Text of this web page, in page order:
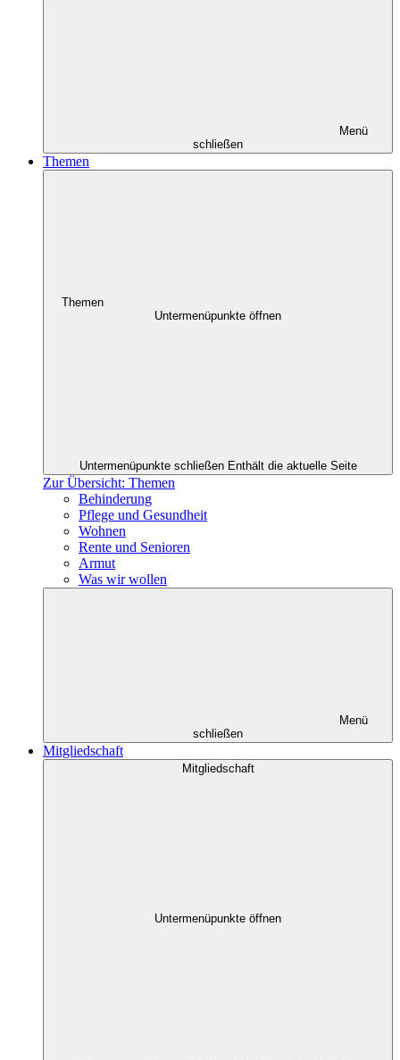
Menü
schließen
Themen
Themen
Untermenüpunkte öffnen
Untermenüpunkte schließen Enthält die aktuelle Seite
Zur Übersicht: Themen
Behinderung
Pflege und Gesundheit
Wohnen
Rente und Senioren
Armut
Was wir wollen
Menü
schließen
Mitgliedschaft
Mitgliedschaft
Untermenüpunkte öffnen